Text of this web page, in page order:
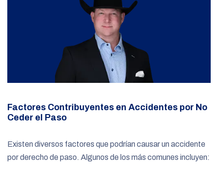
Factores Contribuyentes en Accidentes por No
Ceder el Paso
Existen diversos factores que podrían causar un accidente
por derecho de paso. Algunos de los más comunes incluyen: